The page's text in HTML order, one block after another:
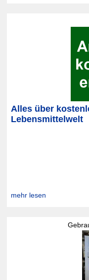
Alles über
Lebensmittelwelt
mehr lesen